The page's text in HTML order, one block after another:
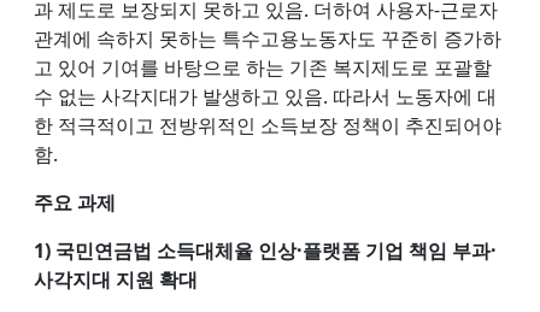
과 제도로 보장되지 못하고 있음. 더하여 사용자-근로자
관계에 속하지 못하는 특수고용노동자도 꾸준히 증가하
고 있어 기여를 바탕으로 하는 기존 복지제도로 포괄할
수 없는 사각지대가 발생하고 있음. 따라서 노동자에 대
한 적극적이고 전방위적인 소득보장 정책이 추진되어야
함.
주요 과제
1) 국민연금법 소득대체율 인상·플랫폼 기업 책임 부과·
사각지대 지원 확대